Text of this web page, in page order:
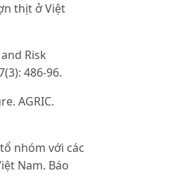
thịt ở Việt
Risk
486-96.
AGRIC.
nhóm với các
Nam. Báo